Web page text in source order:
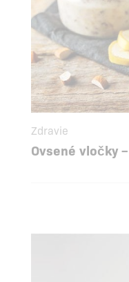
Zdravie
Ovsené vločky